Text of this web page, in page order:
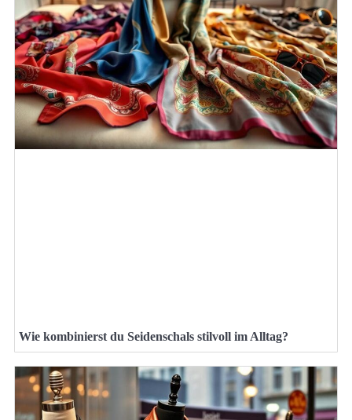
Wie kombinierst du Seidenschals stilvoll im Alltag?